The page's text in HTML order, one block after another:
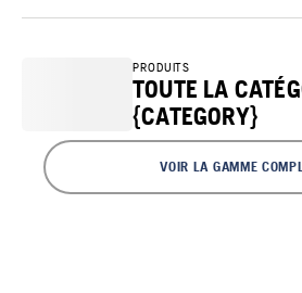
PRODUITS
TOUTE LA
{CATEGORY}
VOIR LA GAMME